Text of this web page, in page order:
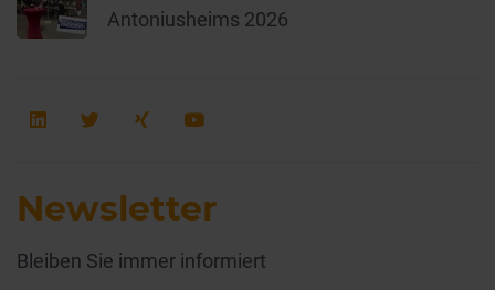
Antoniusheims 2026
Newsletter
Bleiben Sie immer informiert